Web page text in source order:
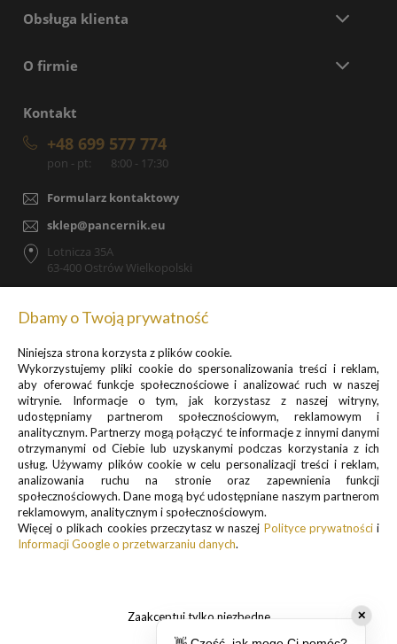
Obsługa klienta
O firmie
Kontakt
+48 699 577 774
pon - pt: 8:00 - 17:30
Formularz kontaktowy
sklep@pancernik.eu
Lotnicza 35A
63-400 Ostrów Wielkopolski
Zapisz się do newslettera, by otrzymywać informacje o
promocjach i nowościach
Informacje o przetwarzaniu danych osobowych znajdują się w pkt.
1 i 3
Polityki prywatności
.
✕
Dbamy o Twoją prywatność
Niniejsza strona korzysta z plików cookie.
Wykorzystujemy pliki cookie do spersonalizowania treści i reklam,
aby oferować funkcje społecznościowe i analizować ruch w naszej
witrynie. Informacje o tym, jak korzystasz z naszej witryny,
udostępniamy partnerom społecznościowym, reklamowym i
analitycznym. Partnerzy mogą połączyć te informacje z innymi danymi
otrzymanymi od Ciebie lub uzyskanymi podczas korzystania z ich
usług. Używamy plików cookie w celu personalizacji treści i reklam,
analizowania ruchu na stronie oraz zapewnienia funkcji
społecznościowych. Dane mogą być udostępniane naszym partnerom
reklamowym, analitycznym i społecznościowym.
Więcej o plikach cookies przeczytasz w naszej Polityce prywatnościi
Informacji Google o przetwarzaniu danych.
Zaakceptuj tylko niezbędne